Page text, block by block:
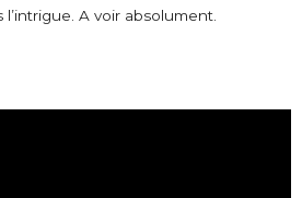
A voir absolument.